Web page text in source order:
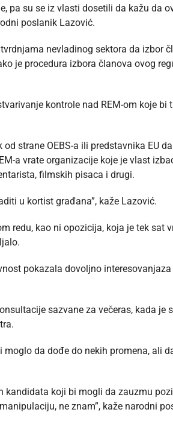
pa su se iz vlasti dosetili da kažu da
poslanik Lazović.
nevladinog sektora da izbor
je procedura izbora članova ovog
kontrole nad REM-om koje bi
strane OEBS-a ili predstavnika EU
a vrate organizacije koje je vlast
filmskih pisaca i drugi.
u kortist građana”, kaže Lazović.
redu, kao ni opozicija, koja je tek sat
pokazala dovoljno
sazvane za večeras, kada je
da dođe do nekih promena, ali
kandidata koji bi mogli da zauzmu
ne znam”, kaže narodni